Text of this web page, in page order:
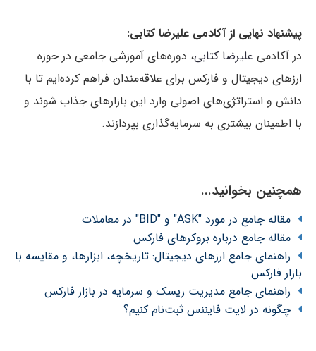
پیشنهاد نهایی از آکادمی علیرضا کتابی:
در آکادمیعلیرضا کتابی، دوره‌های آموزشی جامعی در حوزه
ارزهای دیجیتال و فارکس برای علاقه‌مندان فراهم کرده‌ایم تا با
دانش و استراتژی‌های اصولی وارد این بازارهای جذاب شوند و
با اطمینان بیشتری به سرمایه‌گذاری بپردازند.
همچنین بخوانید...
مقاله جامع در مورد "ASK" و "BID" در معاملات
مقاله جامع درباره بروکرهای فارکس
راهنمای جامع ارزهای دیجیتال: تاریخچه، ابزارها، و مقایسه با
بازار فارکس
راهنمای جامع مدیریت ریسک و سرمایه در بازار فارکس
چگونه در لایت فایننس ثبت‌نام کنیم؟